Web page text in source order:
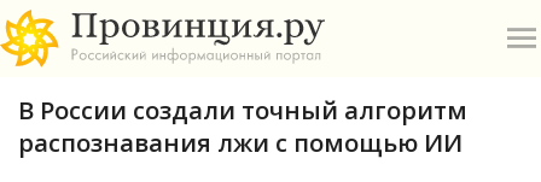
В России создали точный алгоритм
распознавания лжи с помощью ИИ